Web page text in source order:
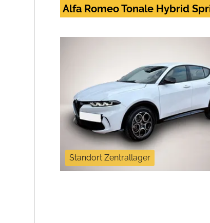
Alfa Romeo Tonale Hybrid
Standort Zentrallager